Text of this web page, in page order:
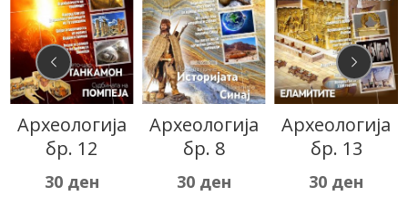
Археологија
бр. 12
30 ден
Археологија
бр. 8
30 ден
Археологија
бр. 13
30 ден